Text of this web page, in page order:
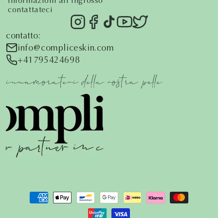
contattateci
contatto:
info@compliceskin.com
+41795424698
innamoratevi della vostra pelle
Metodi